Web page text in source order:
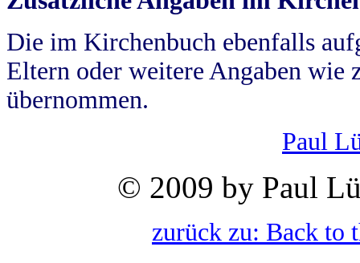
Die im Kirchenbuch ebenfalls
Eltern oder weitere Angaben wie
übernommen.
Paul
© 2009 by Paul
zurück zu: Back to